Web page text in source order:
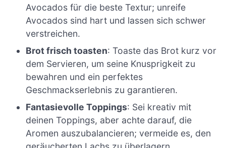
Avocados für die beste Textur; unreife
Avocados sind hart und lassen sich schwer
verstreichen.
Brot frisch toasten: Toaste das Brot kurz vor
dem Servieren, um seine Knusprigkeit zu
bewahren und ein perfektes
Geschmackserlebnis zu garantieren.
Fantasievolle Toppings: Sei kreativ mit
deinen Toppings, aber achte darauf, die
Aromen auszubalancieren; vermeide es, den